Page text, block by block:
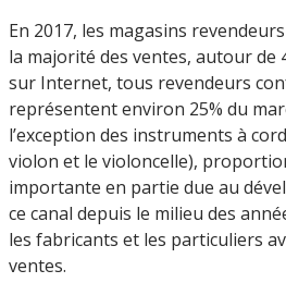
En 2017, les magasins
la majorité des ventes, autour de
sur Internet, tous revendeurs
représentent environ 25% du
l’exception des instruments à
violon et le violoncelle),
importante en partie due au
ce canal depuis le milieu des
les fabricants et les particuliers
ventes.